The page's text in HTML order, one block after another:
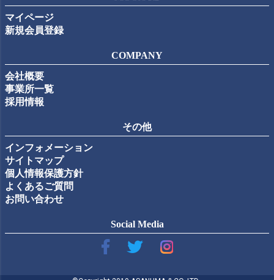
マイページ
新規会員登録
COMPANY
会社概要
事業所一覧
採用情報
その他
インフォメーション
サイトマップ
個人情報保護方針
よくあるご質問
お問い合わせ
Social Media